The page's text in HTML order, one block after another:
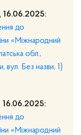
16.06.2025:
до
«Міжнародний
обл.,
вул. Без назви, 1)
до
«Міжнародний